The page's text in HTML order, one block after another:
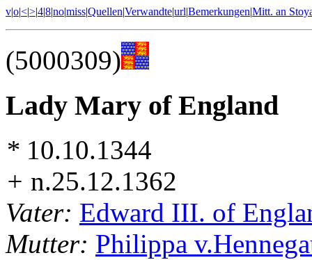
v|o|<|>|4|8|no|miss|Quellen|Verwandte|url|Bemerkungen|Mitt. an
(5000309)
Lady Mary of England
* 10.10.1344
+ n.25.12.1362
Vater: Edward III. of
Mutter: Philippa